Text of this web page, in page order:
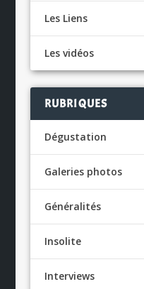
Les Liens
Les vidéos
RUBRIQUES
Dégustation
Galeries photos
Généralités
Insolite
Interviews